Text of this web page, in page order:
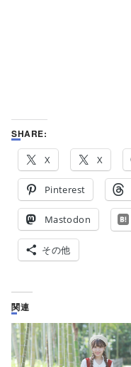
SHARE:
X X
Pinterest
Mastodon
その他
関連